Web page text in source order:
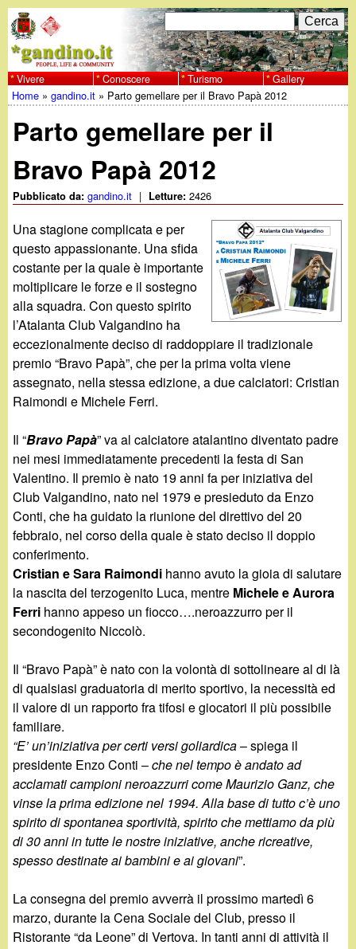
al
contenuto
principale
w
w
w
.
g
a
n
d
i
n
o
.
i
t
F
o
r
m
d
i
r
i
c
e
r
c
C
e
r
c
a
Vivere Conoscere Turismo Gallery
Tu
sei
qui
Home »gandino.it » Parto gemellare per il Bravo Papà 2012
Parto gemellare per il
Bravo Papà 2012
Pubblicato da:gandino.it | Letture:2426
Una stagione complicata e per
questo appassionante. Una sfida
costante per la quale è importante
moltiplicare le forze e il sostegno
alla squadra. Con questo spirito
l’Atalanta Club Valgandino ha
eccezionalmente deciso di raddoppiare il tradizionale
premio “Bravo Papà”, che per la prima volta viene
assegnato, nella stessa edizione, a due calciatori: Cristian
Raimondi e Michele Ferri.
Il “Bravo Papà” va al calciatore atalantino diventato padre
nei mesi immediatamente precedenti la festa di San
Valentino. Il premio è nato 19 anni fa per iniziativa del
Club Valgandino, nato nel 1979 e presieduto da Enzo
Conti, che ha guidato la riunione del direttivo del 20
febbraio, nel corso della quale è stato deciso il doppio
conferimento.
Cristian e Sara Raimondi hanno avuto la gioia di salutare
la nascita del terzogenito Luca, mentre Michele e Aurora
Ferri hanno appeso un fiocco….neroazzurro per il
secondogenito Niccolò.
Il “Bravo Papà” è nato con la volontà di sottolineare al di là
di qualsiasi graduatoria di merito sportivo, la necessità ed
il valore di un rapporto fra tifosi e giocatori il più possibile
familiare.
“E’ un’iniziativa per certi versi goliardica– spiega il
presidente Enzo Conti –che nel tempo è andato ad
acclamati campioni neroazzurri come Maurizio Ganz, che
vinse la prima edizione nel 1994. Alla base di tutto c’è uno
spirito di spontanea sportività, spirito che mettiamo da più
di 30 anni in tutte le nostre iniziative, anche ricreative,
spesso destinate ai bambini e ai giovani”.
La consegna del premio avverrà il prossimo martedì 6
marzo, durante la Cena Sociale del Club, presso il
Ristorante “da Leone” di Vertova. In tanti anni di attività il